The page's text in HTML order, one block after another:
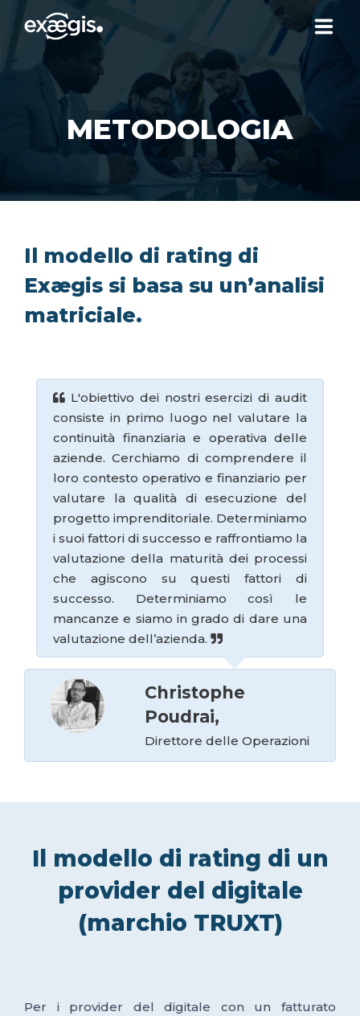
CHI SIAMO
LE NOSTRE OFFERTE
SPAZIO CLIENTE
METODOLOGIA
Il modello di rating di
Exægis si basa su un’analisi
matriciale.
L'obiettivo dei nostri esercizi di audit
consiste in primo luogo nel valutare la
continuità finanziaria e operativa delle
aziende. Cerchiamo di comprendere il
loro contesto operativo e finanziario per
valutare la qualità di esecuzione del
progetto imprenditoriale. Determiniamo
i suoi fattori di successo e raffrontiamo la
valutazione della maturità dei processi
che agiscono su questi fattori di
successo. Determiniamo così le
mancanze e siamo in grado di dare una
valutazione dell’azienda.
Christophe
Poudrai,
Direttore delle Operazioni
Il modello di rating di un
provider del digitale
(marchio TRUXT)
Per i provider del digitale con un fatturato